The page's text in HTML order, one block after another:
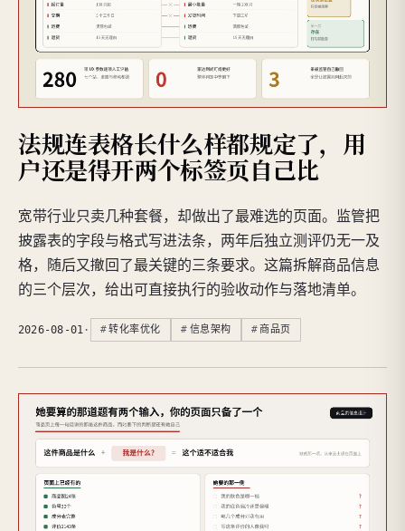
法规连表格长什么样都规定了，用
户还是得开两个标签页自己比
宽带行业只卖几种套餐，却做出了最难选的页面。监管把
披露表的字段与格式写进法条，两年后独立测评仍无一及
格，随后又撤回了最关键的三条要求。这篇拆解商品信息
的三个层次，给出可直接执行的验收动作与落地清单。
2026-08-01 · 转化率优化 信息架构 商品页